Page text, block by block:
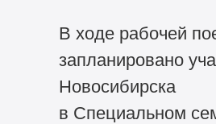
В ходе рабочей
запланировано
Новосибирска
в Специальном